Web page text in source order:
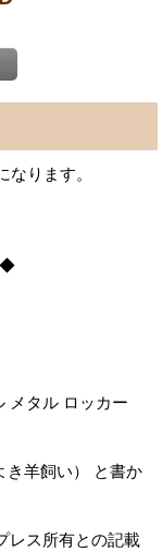
ります。
◆
メタル ロッカー
き羊飼い） と書か
レス所有との記載